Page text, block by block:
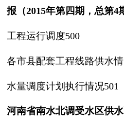
报（2015年第四期， 总第4
工程运行调度500
各市县配套工程线路供水
水量调度计划执行情况501
河南省南水北调受水区供